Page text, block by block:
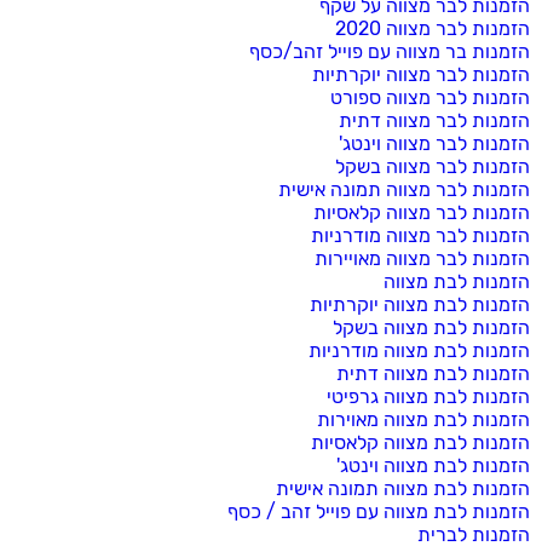
הזמנות לבר מצווה על שקף
הזמנות לבר מצווה 2020
הזמנות בר מצווה עם פוייל זהב/כסף
הזמנות לבר מצווה יוקרתיות
הזמנות לבר מצווה ספורט
הזמנות לבר מצווה דתית
הזמנות לבר מצווה וינטג'
הזמנות לבר מצווה בשקל
הזמנות לבר מצווה תמונה אישית
הזמנות לבר מצווה קלאסיות
הזמנות לבר מצווה מודרניות
הזמנות לבר מצווה מאויירות
הזמנות לבת מצווה
הזמנות לבת מצווה יוקרתיות
הזמנות לבת מצווה בשקל
הזמנות לבת מצווה מודרניות
הזמנות לבת מצווה דתית
הזמנות לבת מצווה גרפיטי
הזמנות לבת מצווה מאוירות
הזמנות לבת מצווה קלאסיות
הזמנות לבת מצווה וינטג'
הזמנות לבת מצווה תמונה אישית
הזמנות לבת מצווה עם פוייל זהב / כסף
הזמנות לברית